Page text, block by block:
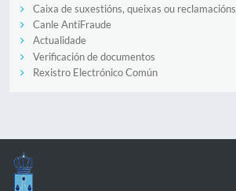
Caixa de suxestións, queixas ou reclamacións
Canle AntiFraude
Actualidade
Verificación de documentos
Rexistro Electrónico Común